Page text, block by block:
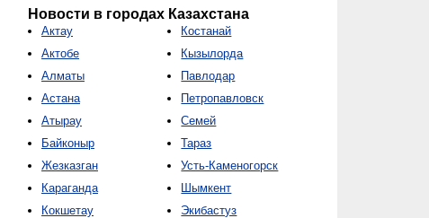
Новости в городах Казахстана
Актау
Актобе
Алматы
Астана
Атырау
Байконыр
Жезказган
Караганда
Кокшетау
Костанай
Кызылорда
Павлодар
Петропавловск
Семей
Тараз
Усть-Каменогорск
Шымкент
Экибастуз